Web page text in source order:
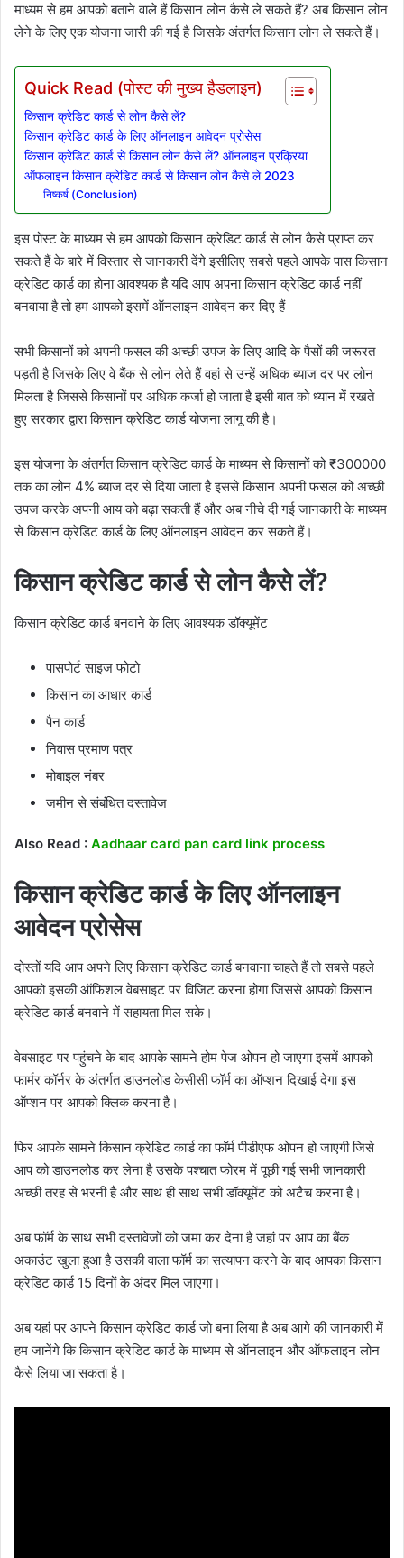
माध्यम से हम आपको बताने वाले हैं किसान लोन कैसे ले सकते हैं? अब किसान लोन
लेने के लिए एक योजना जारी की गई है जिसके अंतर्गत किसान लोन ले सकते हैं।
Quick Read (पोस्ट की मुख्य हैडलाइन)
किसान क्रेडिट कार्ड से लोन कैसे लें?
किसान क्रेडिट कार्ड के लिए ऑनलाइन आवेदन प्रोसेस
किसान क्रेडिट कार्ड से किसान लोन कैसे लें? ऑनलाइन प्रक्रिया
ऑफलाइन किसान क्रेडिट कार्ड से किसान लोन कैसे ले 2023
निष्कर्ष (Conclusion)
इस पोस्ट के माध्यम से हम आपको किसान क्रेडिट कार्ड से लोन कैसे प्राप्त कर
सकते हैं के बारे में विस्तार से जानकारी देंगे इसीलिए सबसे पहले आपके पास किसान
क्रेडिट कार्ड का होना आवश्यक है यदि आप अपना किसान क्रेडिट कार्ड नहीं
बनवाया है तो हम आपको इसमें ऑनलाइन आवेदन कर दिए हैं
सभी किसानों को अपनी फसल की अच्छी उपज के लिए आदि के पैसों की जरूरत
पड़ती है जिसके लिए वे बैंक से लोन लेते हैं वहां से उन्हें अधिक ब्याज दर पर लोन
मिलता है जिससे किसानों पर अधिक कर्जा हो जाता है इसी बात को ध्यान में रखते
हुए सरकार द्वारा किसान क्रेडिट कार्ड योजना लागू की है।
इस योजना के अंतर्गत किसान क्रेडिट कार्ड के माध्यम से किसानों को ₹300000
तक का लोन 4% ब्याज दर से दिया जाता है इससे किसान अपनी फसल को अच्छी
उपज करके अपनी आय को बढ़ा सकती हैं और अब नीचे दी गई जानकारी के माध्यम
से किसान क्रेडिट कार्ड के लिए ऑनलाइन आवेदन कर सकते हैं।
किसान क्रेडिट कार्ड से लोन कैसे लें?
किसान क्रेडिट कार्ड बनवाने के लिए आवश्यक डॉक्यूमेंट
पासपोर्ट साइज फोटो
किसान का आधार कार्ड
पैन कार्ड
निवास प्रमाण पत्र
मोबाइल नंबर
जमीन से संबंधित दस्तावेज
Also Read : Aadhaar card pan card link process
किसान क्रेडिट कार्ड के लिए ऑनलाइन
आवेदन प्रोसेस
दोस्तों यदि आप अपने लिए किसान क्रेडिट कार्ड बनवाना चाहते हैं तो सबसे पहले
आपको इसकी ऑफिशल वेबसाइट पर विजिट करना होगा जिससे आपको किसान
क्रेडिट कार्ड बनवाने में सहायता मिल सके।
वेबसाइट पर पहुंचने के बाद आपके सामने होम पेज ओपन हो जाएगा इसमें आपको
फार्मर कॉर्नर के अंतर्गत डाउनलोड केसीसी फॉर्म का ऑप्शन दिखाई देगा इस
ऑप्शन पर आपको क्लिक करना है।
फिर आपके सामने किसान क्रेडिट कार्ड का फॉर्म पीडीएफ ओपन हो जाएगी जिसे
आप को डाउनलोड कर लेना है उसके पश्चात फोरम में पूछी गई सभी जानकारी
अच्छी तरह से भरनी है और साथ ही साथ सभी डॉक्यूमेंट को अटैच करना है।
अब फॉर्म के साथ सभी दस्तावेजों को जमा कर देना है जहां पर आप का बैंक
अकाउंट खुला हुआ है उसकी वाला फॉर्म का सत्यापन करने के बाद आपका किसान
क्रेडिट कार्ड 15 दिनों के अंदर मिल जाएगा।
अब यहां पर आपने किसान क्रेडिट कार्ड जो बना लिया है अब आगे की जानकारी में
हम जानेंगे कि किसान क्रेडिट कार्ड के माध्यम से ऑनलाइन और ऑफलाइन लोन
कैसे लिया जा सकता है।